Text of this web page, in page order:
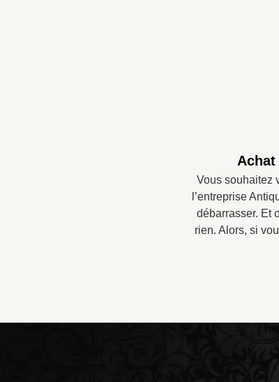
Vous souhaitez
l’entreprise
débarrasser. Et
rien. Alors, si